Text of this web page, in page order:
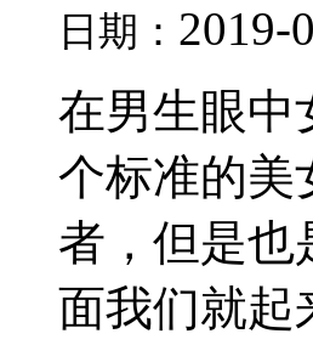
日期： 2019-
在男生眼中
个标准的美
者，但是也
面我们就起